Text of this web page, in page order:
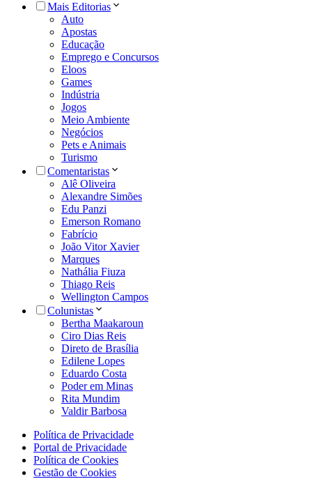
Mais Editorias
Auto
Apostas
Educação
Emprego e Concursos
Eloos
Games
Indústria
Jogos
Meio Ambiente
Negócios
Pets e Animais
Turismo
Comentaristas
Alê Oliveira
Alexandre Simões
Edu Panzi
Emerson Romano
Fabrício
João Vitor Xavier
Marques
Nathália Fiuza
Thiago Reis
Wellington Campos
Colunistas
Bertha Maakaroun
Ciro Dias Reis
Direto de Brasília
Edilene Lopes
Eduardo Costa
Poder em Minas
Rita Mundim
Valdir Barbosa
Política de Privacidade
Portal de Privacidade
Política de Cookies
Gestão de Cookies